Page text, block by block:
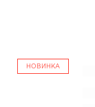
НОВИНКА